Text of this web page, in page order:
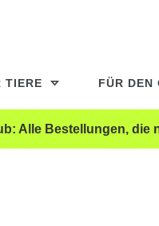
TIERE FÜR DEN
Alle Bestellungen, die